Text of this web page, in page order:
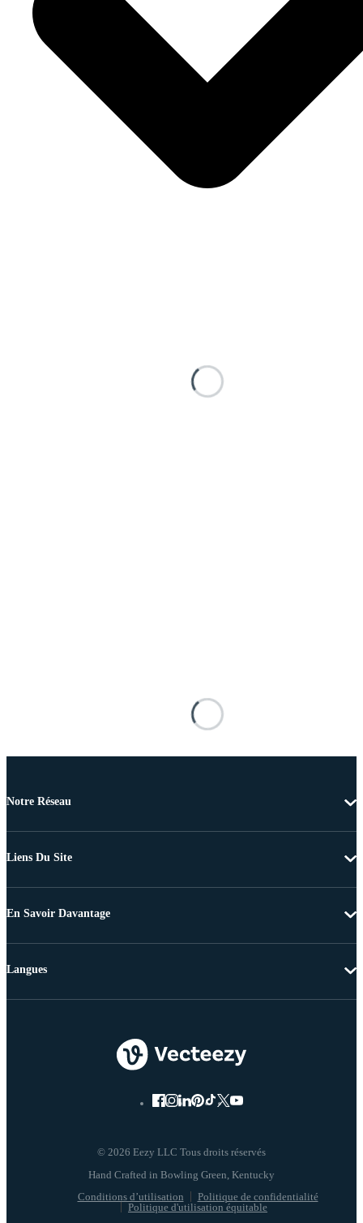
Notre Réseau
Liens Du Site
En Savoir Davantage
© 2026 Eezy LLC Tous droits réservés
Conditions d’utilisation
Politique de confidentialité
Politique d'utilisation équitable
Langues